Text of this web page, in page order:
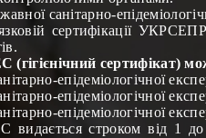
санітарно-
сертифікації
(гігієнічний сертифікат)
епідеміологічної
епідеміологічної
епідеміологічної
видається строком від 1 до